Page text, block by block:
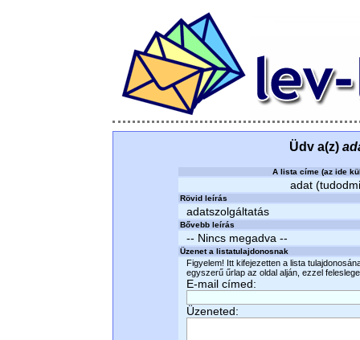
Üdv a(z)
A lista címe (az ide
adat
Rövid leírás
adatszolgáltatás
Bővebb leírás
-- Nincs megadva --
Üzenet a listatulajdonosnak
Figyelem! Itt kifejezetten a lista
egyszerű űrlap az oldal alján, ezzel
E-mail címed:
Üzeneted: